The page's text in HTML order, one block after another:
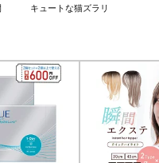
キュートな猫ズラリ